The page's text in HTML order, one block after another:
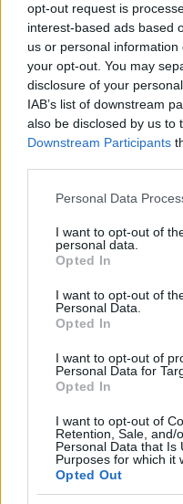
opt-out request is
interest-based ads based
us or personal
your opt-out. You may
disclosure of your
IAB’s list of downstream
also be disclosed by us to
Downstream Participants
Please note that this
not limited to your visit or
grant or deny consent to
use your data for below
consent section.
Personal Data
I want to opt-out of
personal data.
Opted In
I want to opt-out of
Personal Data.
Opted In
I want to opt-out of
Personal Data for
Opted In
I want to opt-out of
Retention, Sale, and/
Personal Data that Is
Purposes for which it
Opted Out
A Győr+ online
szerint „az elmúlt
Zrt. vezetősége
annak érdekében,
működhessen,
munkahely
értek el eredményt.
szerepet játszik a
az az „1,7 milliárdos
lemondott a
cikkében.
Azzal, hogy a teljes